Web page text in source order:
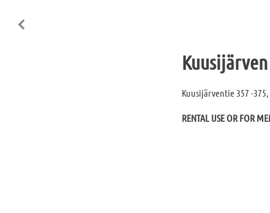
Kuusijärventie 357 -
RENTAL USE OR FOR